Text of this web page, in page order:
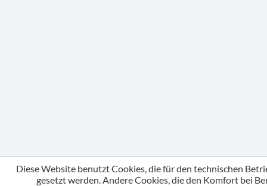
Diese Website benutzt Cookies, die für den technischen
gesetzt werden. Andere Cookies, die den Komfort bei